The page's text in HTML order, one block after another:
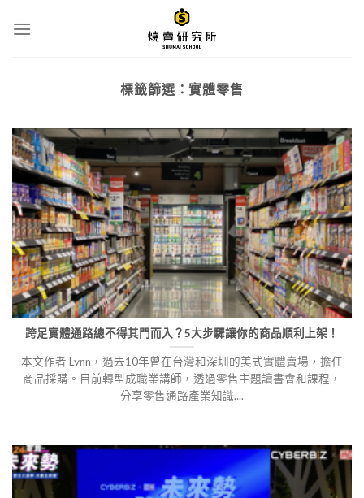
標籤篩選：實體零售
跨足實體通路總不得其門而入？5大步驟讓你的商品順利上架！
本文作者 Lynn，過去10年曾在台灣和深圳的美式實體賣場，擔任
商品採購。目前轉型成職業講師，透過零售主題讀書會和課程，
分享零售通路產業知識....